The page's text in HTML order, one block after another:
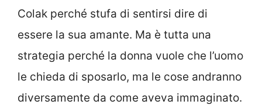
Colak perché stufa di sentirsi dire di
essere la sua amante. Ma è tutta una
strategia perché la donna vuole che l’uomo
le chieda di sposarlo, ma le cose andranno
diversamente da come aveva immaginato.